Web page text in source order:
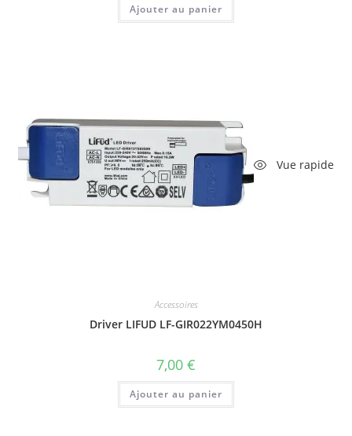
Ajouter au panier
Vue rapide
Accessoires
Driver LIFUD LF-GIR022YM0450H
7,00 €
Ajouter au panier